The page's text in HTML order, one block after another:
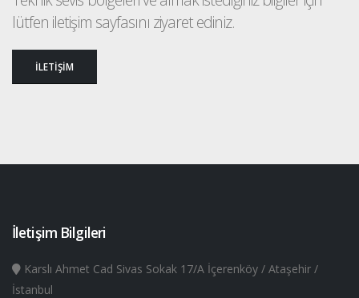
lütfen iletişim sayfasını ziyaret ediniz.
İLETİŞİM
İletişim Bilgileri
Karslı Ahmet Cad Sivas Sokak 17/A İçerenköy / Ataşehir /
İstanbul